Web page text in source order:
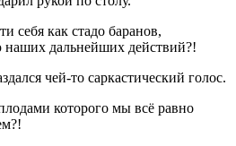
себя как стадо баранов,
дальнейших действий?!
чей-то саркастический голос.
которого мы всё равно